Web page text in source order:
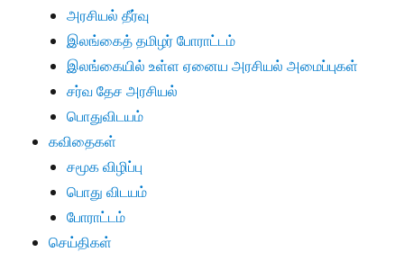
அரசியல் தீர்வு
இலங்கைத் தமிழர் போராட்டம்
இலங்கையில் உள்ள ஏனைய அரசியல் அமைப்புகள்
சர்வ தேச அரசியல்
பொதுவிடயம்
கவிதைகள்
சமூக விழிப்பு
பொது விடயம்
போராட்டம்
செய்திகள்